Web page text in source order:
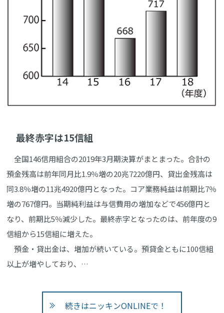
最終赤字は15信組
全国146信用組合の2019年3月期決算がまとまった。合計の
預金残高は前年同月比1.9％増の20兆7220億円、貸出金残高は
同3.8％増の11兆4920億円となった。コア業務純益は前期比7％
増の767億円。当期純利益は与信費用の増加などで456億円と
なり、前期比5％減少した。最終赤字となったのは、前年度の9
信組から15信組に増えた。
預金・貸出金は、増加が続いている。預貸金ともに100信組
以上が増やしており、…
続きはニッキンONLINEで！